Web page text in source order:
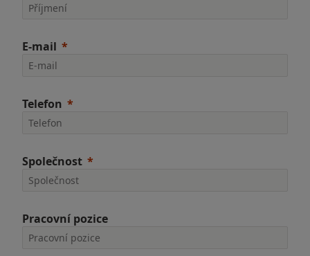
E-mail
Telefon
Společnost
Pracovní pozice